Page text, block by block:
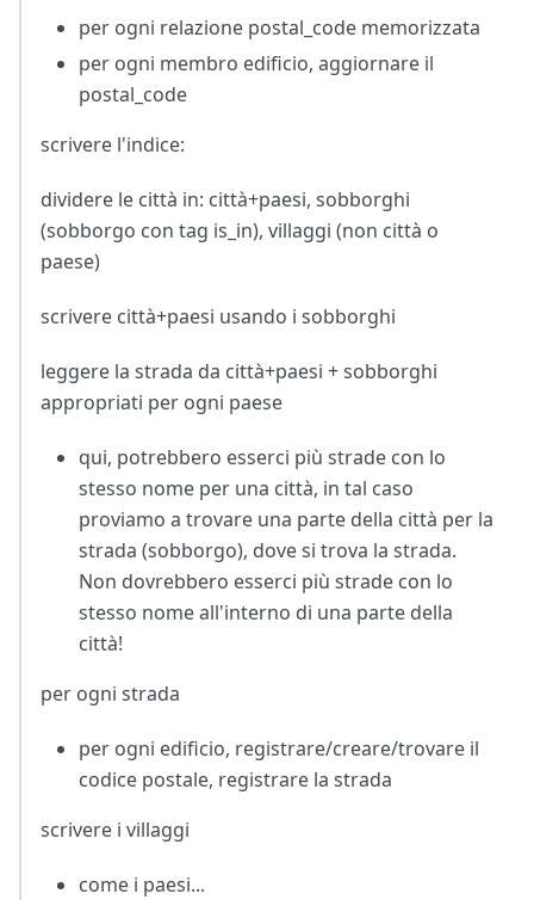
per ogni relazione postal_code memorizzata
per ogni membro edificio, aggiornare il
postal_code
scrivere l'indice:
dividere le città in: città+paesi, sobborghi
(sobborgo con tag is_in), villaggi (non città o
paese)
scrivere città+paesi usando i sobborghi
leggere la strada da città+paesi + sobborghi
appropriati per ogni paese
qui, potrebbero esserci più strade con lo
stesso nome per una città, in tal caso
proviamo a trovare una parte della città per la
strada (sobborgo), dove si trova la strada.
Non dovrebbero esserci più strade con lo
stesso nome all'interno di una parte della
città!
per ogni strada
per ogni edificio, registrare/creare/trovare il
codice postale, registrare la strada
scrivere i villaggi
come i paesi...